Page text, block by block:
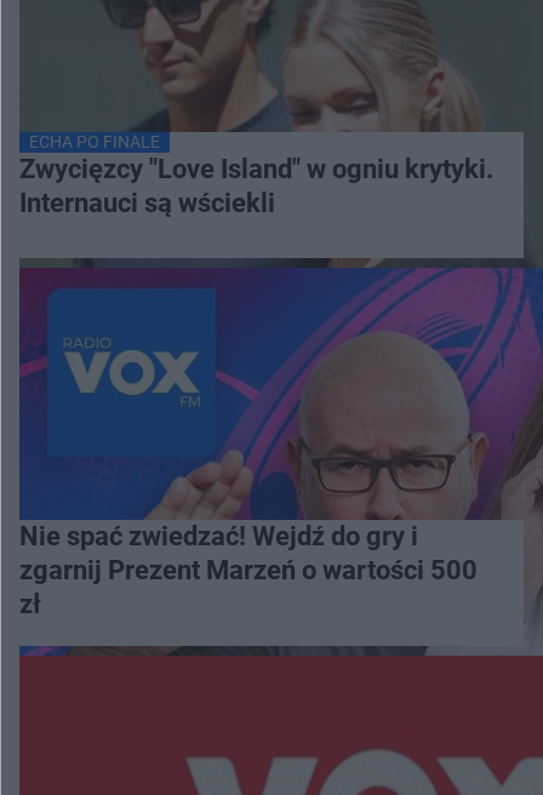
ECHA PO FINALE
Zwycięzcy "Love Island" w ogniu krytyki.
Internauci są wściekli
Nie spać zwiedzać! Wejdź do gry i
zgarnij Prezent Marzeń o wartości 500
zł